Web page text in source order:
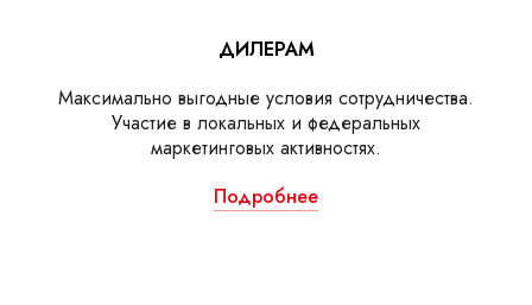
ДИЛЕРАМ
Максимально выгодные условия сотрудничества.
Участие в локальных и федеральных
маркетинговых активностях.
Подробнее